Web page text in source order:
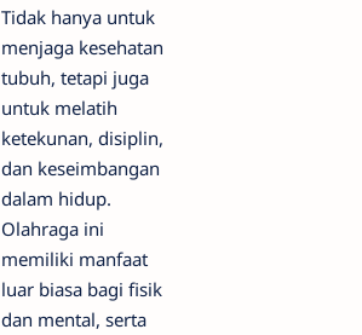
Tidak hanya untuk
menjaga kesehatan
tubuh, tetapi juga
untuk melatih
ketekunan, disiplin,
dan keseimbangan
dalam hidup.
Olahraga ini
memiliki manfaat
luar biasa bagi fisik
dan mental, serta